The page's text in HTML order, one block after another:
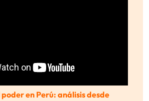
poder en Perú: análisis desde